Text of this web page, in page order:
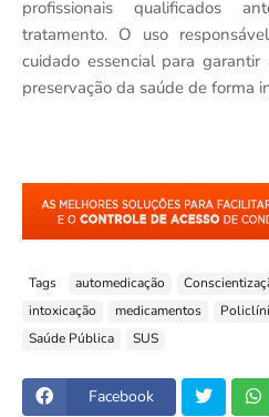
profissionais qualificados
tratamento. O uso
cuidado essencial para
preservação da saúde de forma
Tags automedicação
intoxicação
medicamentos
Saúde Pública
SUS
Facebook